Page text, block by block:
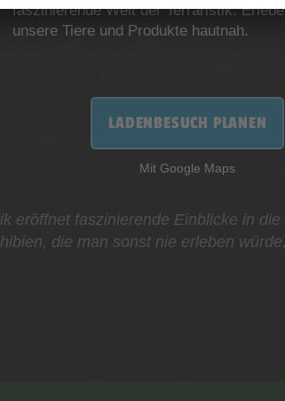
faszinierende Welt der Terraristik. Erlebe
unsere Tiere und Produkte hautnah.
LADENBESUCH PLANEN
Mit Google Maps
eröffnet faszinierende Einblicke in
die man sonst nie erleben